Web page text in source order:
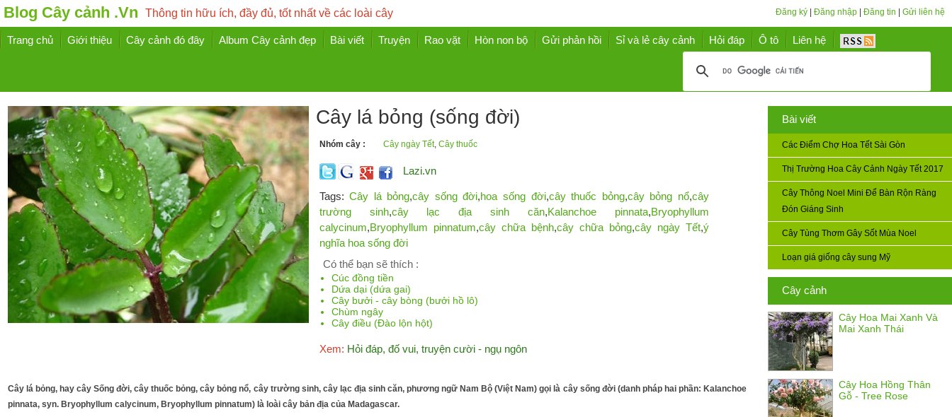
Blog Cây cảnh .Vn Thông tin hữu ích, đầy đủ, tốt nhất về các loài cây Đăng ký Đăng nhập Đăng tin Gửi liên hệ
Trang chủ Giới thiệu Cây cảnh đó đây Album Cây cảnh đẹp Bài viết Truyện Rao vặt Hòn non bộ Gửi phản hồi Sỉ và lẻ cây cảnh Hỏi đáp Ô tô Liên hệ
Bài viết
Các Điểm Chợ Hoa Tết Sài Gòn
Thị Trường Hoa Cây Cảnh Ngày Tết 2017
Cây Thông Noel Mini Để Bàn Rộn Ràng
Đón Giáng Sinh
Cây Tùng Thơm Gây Sốt Mùa Noel
Loạn giá giống cây sung Mỹ
Cây cảnh
Cây Hoa Mai Xanh Và
Mai Xanh Thái
Cây Hoa Hồng Thân
Gỗ - Tree Rose
Cây lá bỏng (sống đời)
Nhóm cây : Cây ngày Tết, Cây thuốc
Lazi.vn
Tags:Cây lá bỏng,cây sống đời,hoa sống đời,cây thuốc bỏng,cây bỏng nổ,cây
trường sinh,cây lạc địa sinh căn,Kalanchoe pinnata,Bryophyllum
calycinum,Bryophyllum pinnatum,cây chữa bệnh,cây chữa bỏng,cây ngày Tết,ý
nghĩa hoa sống đời
Có thể bạn sẽ thích :
Cúc đồng tiền
Dứa dại (dứa gai)
Cây bưởi - cây bòng (bưởi hồ lô)
Chùm ngây
Cây điều (Đào lộn hột)
Xem: Hỏi đáp, đố vui, truyện cười - ngụ ngôn
Cây lá bỏng, hay cây Sống đời, cây thuốc bỏng, cây bỏng nổ, cây trường sinh, cây lạc địa sinh căn, phương ngữ Nam Bộ (Việt Nam) gọi là cây sống đời (danh pháp hai phần: Kalanchoe
pinnata, syn. Bryophyllum calycinum, Bryophyllum pinnatum) là loài cây bản địa của Madagascar.